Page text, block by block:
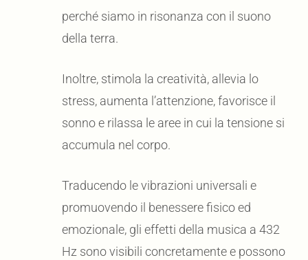
perché siamo in risonanza con il suono
della terra.
Inoltre, stimola la creatività, allevia lo
stress, aumenta l’attenzione, favorisce il
sonno e rilassa le aree in cui la tensione si
accumula nel corpo.
Traducendo le vibrazioni universali e
promuovendo il benessere fisico ed
emozionale, gli effetti della musica a 432
Hz sono visibili concretamente e possono